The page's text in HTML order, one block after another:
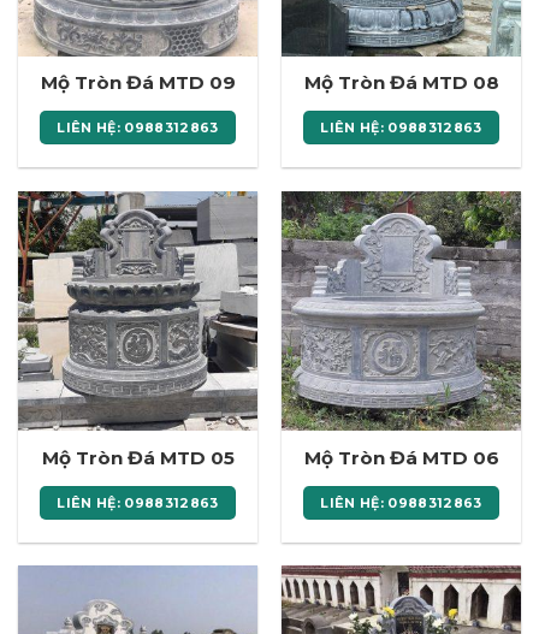
Mộ Tròn Đá MTD 09
LIÊN HỆ: 0988312863
Mộ Tròn Đá MTD 08
LIÊN HỆ: 0988312863
Mộ Tròn Đá MTD 05
LIÊN HỆ: 0988312863
Mộ Tròn Đá MTD 06
LIÊN HỆ: 0988312863